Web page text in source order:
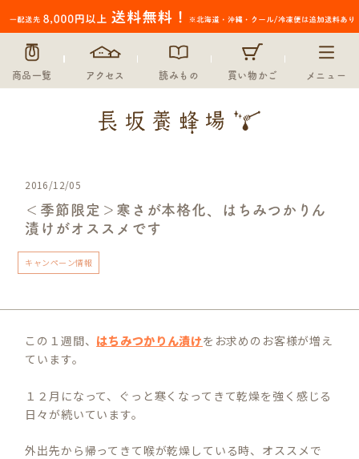
商品一覧 アクセス 読みもの 買い物かご メニュー
2016/12/05
＜季節限定＞寒さが本格化、はちみつかりん
漬けがオススメです
キャンペーン情報
この１週間、 はちみつかりん漬けをお求めのお客様が増え
ています。
１２月になって、ぐっと寒くなってきて乾燥を強く感じる
日々が続いています。
外出先から帰ってきて喉が乾燥している時、オススメで